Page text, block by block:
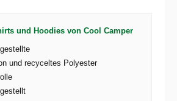
und Hoodies von Cool Camper
und recyceltes Polyester